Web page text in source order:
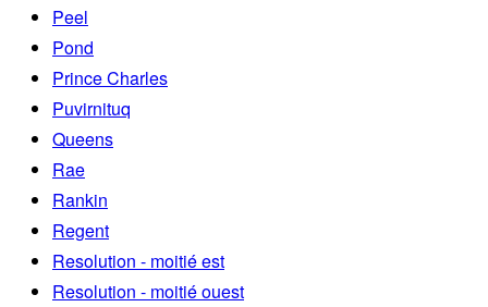
Peel
Pond
Prince Charles
Puvirnituq
Queens
Rae
Rankin
Regent
Resolution - moitié est
Resolution - moitié ouest